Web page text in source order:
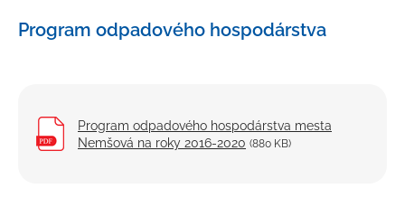
O meste
Strategické dokumenty
Program odpadového hospodárstva
Program odpadového hospodárstva mesta
Nemšová na roky 2016-2020 (880 KB)